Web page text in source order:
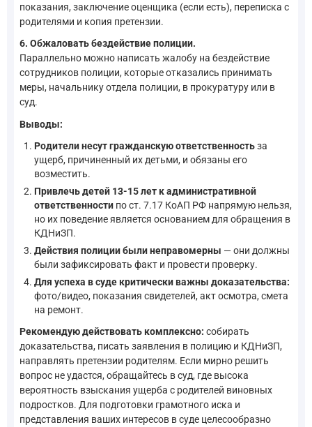
показания, заключение оценщика (если есть), переписка с
родителями и копия претензии.
6. Обжаловать бездействие полиции.
Параллельно можно написать жалобу на бездействие
сотрудников полиции, которые отказались принимать
меры, начальнику отдела полиции, в прокуратуру или в
суд.
Выводы:
Родители несут гражданскую ответственностьза
ущерб, причиненный их детьми, и обязаны его
возместить.
Привлечь детей 13-15 лет к административной
ответственности по ст. 7.17 КоАП РФ напрямую нельзя,
но их поведение является основанием для обращения в
КДНиЗП.
Действия полиции были неправомерны — они должны
были зафиксировать факт и провести проверку.
Для успеха в суде критически важны доказательства:
фото/видео, показания свидетелей, акт осмотра, смета
на ремонт.
Рекомендую действовать комплексно: собирать
доказательства, писать заявления в полицию и КДНиЗП,
направлять претензии родителям. Если мирно решить
вопрос не удастся, обращайтесь в суд, где высока
вероятность взыскания ущерба с родителей виновных
подростков. Для подготовки грамотного иска и
представления ваших интересов в суде целесообразно